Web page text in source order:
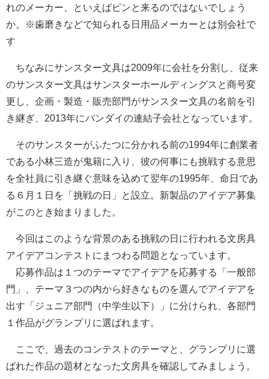
れのメーカー、といえばピンと来るのではないでしょう
か。※歯磨きなどで知られる日用品メーカーとは別会社で
す
ちなみにサンスター文具は2009年に会社を分割し、従来
のサンスター文具はサンスターホールディングスと商号変
更し、企画・製造・販売部門がサンスター文具の名前を引
き継ぎ、2013年にバンダイの連結子会社となっています。
そのサンスターがふたつに分かれる前の1994年に創業者
である小林三造が鬼籍に入り、彼の何事にも挑戦する意思
を全社員に引き継ぐ意味を込めて翌年の1995年、命日であ
る６月１日を「挑戦の日」と設立。新製品のアイデア募集
がこのとき始まりました。
今回はこのような背景のある挑戦の日に行われる文房具
アイデアコンテストにまつわる問題となっています。
応募作品は１つのテーマでアイデアを応募する「一般部
門」、テーマ３つの内から好きなものを選んでアイデアを
出す「ジュニア部門（中学生以下）」に分けられ、各部門
１作品がグランプリに選ばれます。
ここで、過去のコンテストのテーマと、グランプリに選
ばれた作品の題材となった文房具を確認してみましょう。